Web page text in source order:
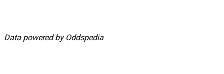
Data powered by Oddspedia